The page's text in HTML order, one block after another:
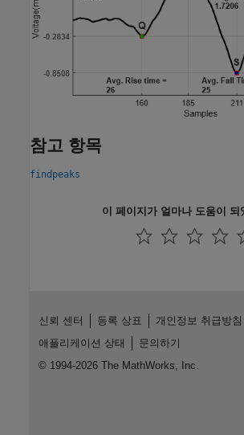
참고 항목
findpeaks
이 페이지가 얼마나 도움이 되
신뢰 센터 등록 상표 개인정보 취급방침
애플리케이션 상태
문의하기
© 1994-2026 The MathWorks, Inc.